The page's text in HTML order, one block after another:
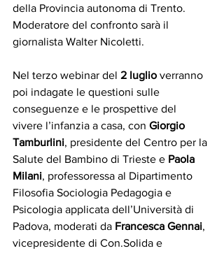
della Provincia autonoma di Trento.
Moderatore del confronto sarà il
giornalista Walter Nicoletti.
Nel terzo webinar del 2 luglio verranno
poi indagate le questioni sulle
conseguenze e le prospettive del
vivere l’infanzia a casa, con Giorgio
Tamburlini, presidente del Centro per la
Salute del Bambino di Trieste e Paola
Milani, professoressa al Dipartimento
Filosofia Sociologia Pedagogia e
Psicologia applicata dell’Università di
Padova, moderati da Francesca Gennai,
vicepresidente di Con.Solida e